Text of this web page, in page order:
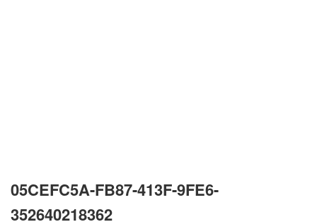
05CEFC5A-FB87-413F-9FE6-
352640218362